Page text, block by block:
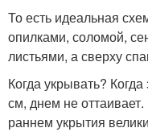
То есть идеальная
опилками, соломой,
листьями, а сверху
Когда укрывать?
см, днем не
раннем укрытия